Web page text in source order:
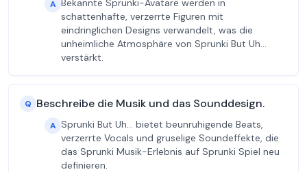
A Bekannte Sprunki-Avatare werden in
schattenhafte, verzerrte Figuren mit
eindringlichen Designs verwandelt, was die
unheimliche Atmosphäre von Sprunki But Uh…
verstärkt.
Q Beschreibe die Musik und das Sounddesign.
A Sprunki But Uh… bietet beunruhigende Beats,
verzerrte Vocals und gruselige Soundeffekte, die
das Sprunki Musik-Erlebnis auf Sprunki Spiel neu
definieren.